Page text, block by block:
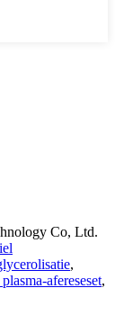
Co, Ltd.
,
afereseset,